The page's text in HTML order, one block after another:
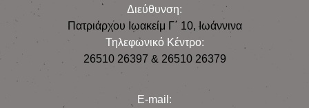
Διεύθυνση:
Πατριάρχου Ιωακείμ Γ΄ 10, Iωάννινα
Τηλεφωνικό Κέντρο:
26510 26397 & 26510 26379
E-mail: